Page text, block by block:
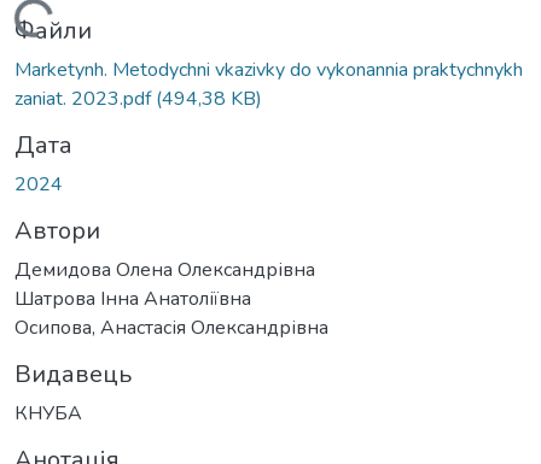
Вантажиться...
Файли
Marketynh. Metodychni vkazivky do vykonannia praktychnykh
zaniat. 2023.pdf(494,38 KB)
Дата
2024
Автори
Демидова Олена Олександрівна
Шатрова Інна Анатоліївна
Осипова, Анастасія Олександрівна
Видавець
КНУБА